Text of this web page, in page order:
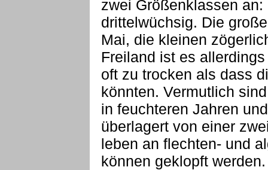
zwei Größenklassen
drittelwüchsig. Die
Mai, die kleinen
Freiland ist es
oft zu trocken als dass
könnten. Vermutlich
in feuchteren Jahren
überlagert von einer
leben an flechten- und
können geklopft werden.